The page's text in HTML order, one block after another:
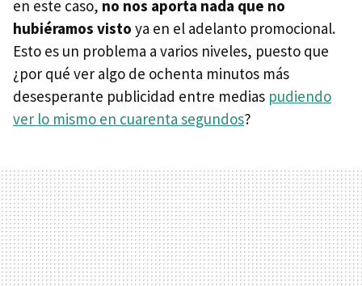
en este caso, no nos aporta nada que no
hubiéramos visto ya en el adelanto promocional.
Esto es un problema a varios niveles, puesto que
¿por qué ver algo de ochenta minutos más
desesperante publicidad entre medias pudiendo
ver lo mismo en cuarenta segundos?